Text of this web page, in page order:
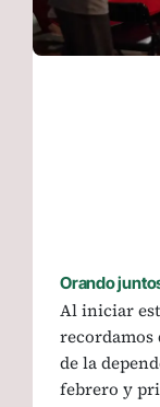
Orando
Al iniciar
recordamos
de la
febrero y